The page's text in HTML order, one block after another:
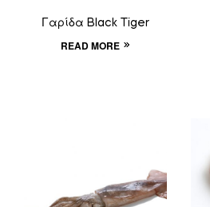
Γαρίδα Black Tiger
READ MORE